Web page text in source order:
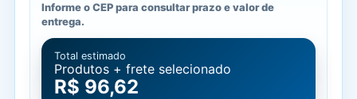
Informe o CEP para consultar prazo e valor de
entrega.
Total estimado
Produtos + frete selecionado
R$ 96,62